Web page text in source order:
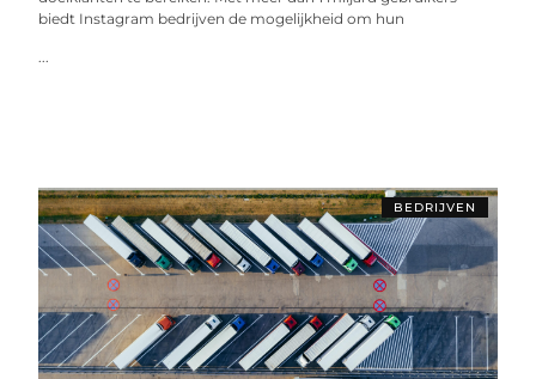
biedt Instagram bedrijven de mogelijkheid om hun
...
BEDRIJVEN